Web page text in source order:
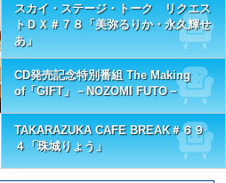
スカイ・ステージ・トーク リクエス
トＤＸ＃７８「美弥るりか・永久輝せ
あ」
CD発売記念特別番組 The Making
of「GIFT」－NOZOMI FUTO－
TAKARAZUKA CAFE BREAK＃６９
４「珠城りょう」